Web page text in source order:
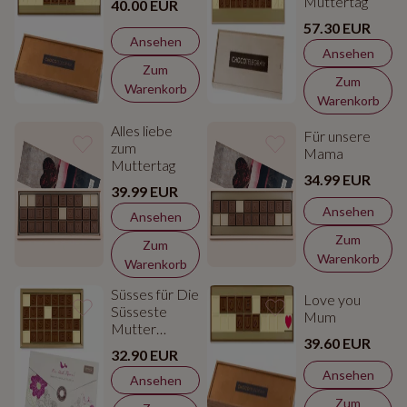
40.00 EUR
Ansehen
Zum
Warenkorb
57.30 EUR
Ansehen
Zum
Warenkorb
Alles liebe
zum
Muttertag
39.99 EUR
Ansehen
Zum
Warenkorb
Für unsere
Mama
34.99 EUR
Ansehen
Zum
Warenkorb
Süsses für Die
Süsseste
Mutter
32.90 EUR
Ansehen
Love you
Mum
39.60 EUR
Ansehen
Zum